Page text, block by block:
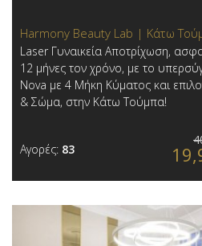
Harmony Beauty Lab | Κάτω
Laser Γυναικεία Αποτρίχωση,
12 μήνες τον χρόνο, με το
Nova με 4 Μήκη Κύματος και
& Σώμα, στην Κάτω Τούμπα!
Αγορές: 83